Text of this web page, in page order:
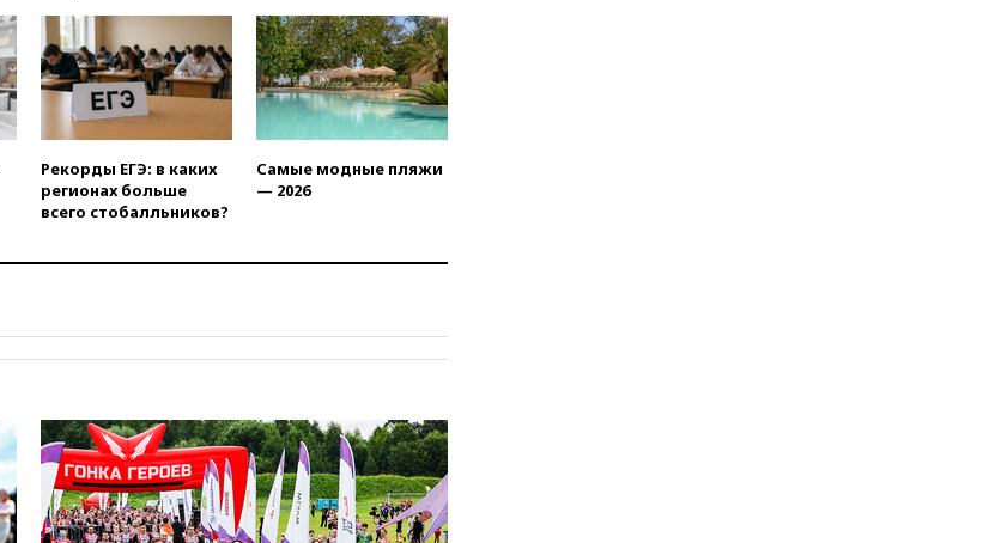
до 2032 года
вчера, 22:28Отказаться от
российского гражданства
станет значительно дороже
вчера, 22:20Путин назвал 76-ю
гвардейскую десантно-
штурмовую дивизию
легендарной
доклад о ситуации на
признала нежелательным в
РФ американский Human
вчера, 21:35«Аэрофлот»
отменяет часть рейсов в Сочи
и Геленджик
вчера, 21:25Руслан Терновой
выиграл золото чемпионата
Рекорды ЕГЭ: в каких
регионах больше
всего стобалльников?
Самые модные пляжи
— 2026